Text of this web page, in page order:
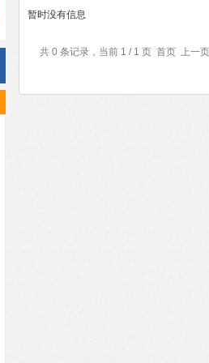
暂时没有信息
共 0 条记录，当前 1 / 1 页 首页 上一